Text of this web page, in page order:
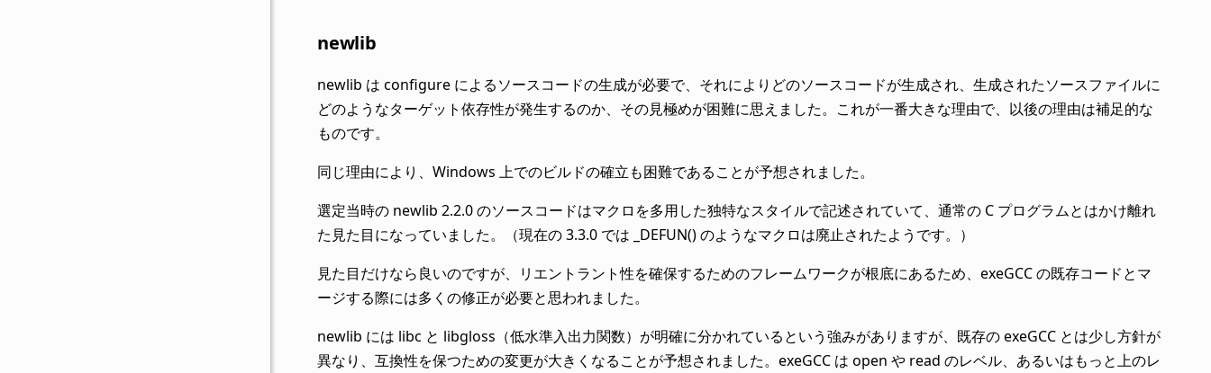
newlib
newlib は configure によるソースコードの生成が必要で、それによりどのソースコードが生成され、生成されたソースファイルに
どのようなターゲット依存性が発生するのか、その見極めが困難に思えました。これが一番大きな理由で、以後の理由は補足的な
ものです。
同じ理由により、Windows 上でのビルドの確立も困難であることが予想されました。
選定当時の newlib 2.2.0 のソースコードはマクロを多用した独特なスタイルで記述されていて、通常の C プログラムとはかけ離れ
た見た目になっていました。（現在の 3.3.0 では _DEFUN() のようなマクロは廃止されたようです。）
見た目だけなら良いのですが、リエントラント性を確保するためのフレームワークが根底にあるため、exeGCC の既存コードとマ
ージする際には多くの修正が必要と思われました。
newlib には libc と libgloss（低水準入出力関数）が明確に分かれているという強みがありますが、既存の exeGCC とは少し方針が
異なり、互換性を保つための変更が大きくなることが予想されました。exeGCC は open や read のレベル、あるいはもっと上のレ